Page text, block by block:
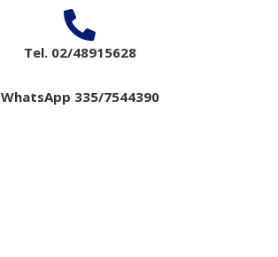
Tel. 02/48915628
WhatsApp 335/7544390